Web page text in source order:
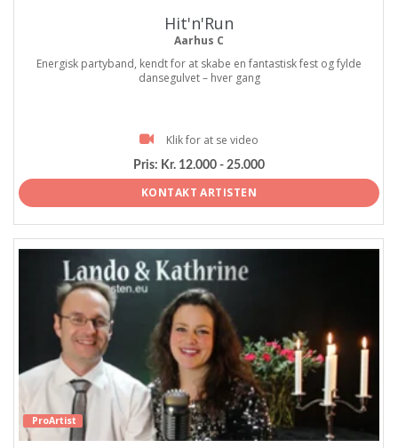
Hit'n'Run
Aarhus C
Energisk partyband, kendt for at skabe en fantastisk fest og fylde
dansegulvet – hver gang
Klik for at se video
Pris: Kr. 12.000 - 25.000
KONTAKT ARTISTEN
ProArtist